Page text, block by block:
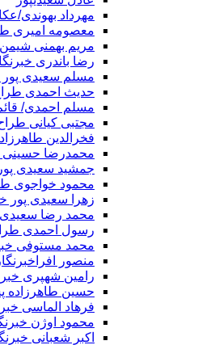
مهرداد بهوندی/
معصومه امیری
مریم بهمنی شیمن
رضا باندری
مسلم سعیدی پور
حدیث احمدی
مسلم احمدی/
مجتبی کیانی
فخرالدین
محمدرضا حسینی
جمشید سعیدی پور
محمود خواجوی
زهرا سعیدی پور
محمد رضا سعیدی
رسول احمدی
محمد مستوفی
منصور
رامین شهپری
حسین طاهرزاده
فرهاد الماسی
محمود اوژن
اکبر شعبانی